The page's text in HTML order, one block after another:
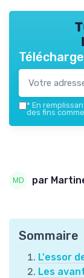
* En
des fins
par
Sommaire
L'essor
Les